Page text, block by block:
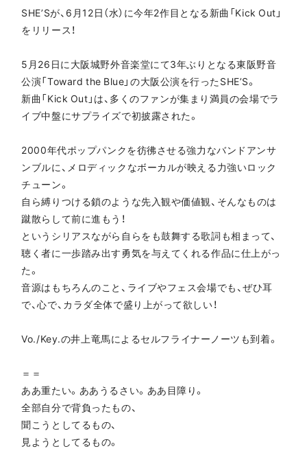
SHE’Sが、6月12日（水）に今年2作目となる新曲「Kick Out」
をリリース！
5月26日に大阪城野外音楽堂にて3年ぶりとなる東阪野音
公演「Toward the Blue」の大阪公演を行ったSHE’S。
新曲「Kick Out」は、多くのファンが集まり満員の会場でラ
イブ中盤にサプライズで初披露された。
2000年代ポップパンクを彷彿させる強力なバンドアンサ
ンブルに、メロディックなボーカルが映える力強いロック
チューン。
自ら縛りつける鎖のような先入観や価値観、そんなものは
蹴散らして前に進もう！
というシリアスながら自らをも鼓舞する歌詞も相まって、
聴く者に一歩踏み出す勇気を与えてくれる作品に仕上がっ
た。
音源はもちろんのこと、ライブやフェス会場でも、ぜひ耳
で、心で、カラダ全体で盛り上がって欲しい！
Vo./Key.の井上竜馬によるセルフライナーノーツも到着。
＝＝
ああ重たい。ああうるさい。ああ目障り。
全部自分で背負ったもの、
聞こうとしてるもの、
見ようとしてるもの。